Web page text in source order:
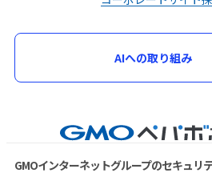
AIへの取り組み
GMOインターネットグループのセキュリ